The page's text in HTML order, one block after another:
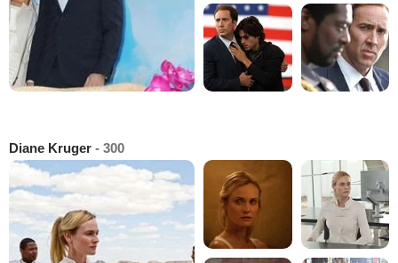
Diane Kruger - 300